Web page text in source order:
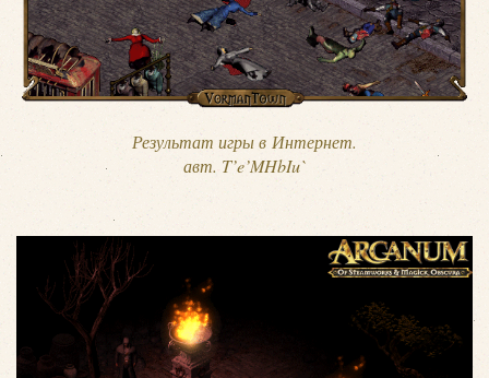
Результат игры в Интернет.
авт. T’e’MHbIu`